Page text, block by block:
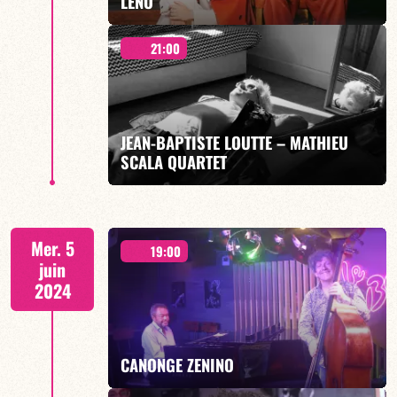
19h00
21:00
JEAN-BAPTISTE LOUTTE – MATHIEU
SCALA QUARTET
EN SAVOIR PLUS
Mer. 5
juin
2024
19:00
CANONGE ZENINO